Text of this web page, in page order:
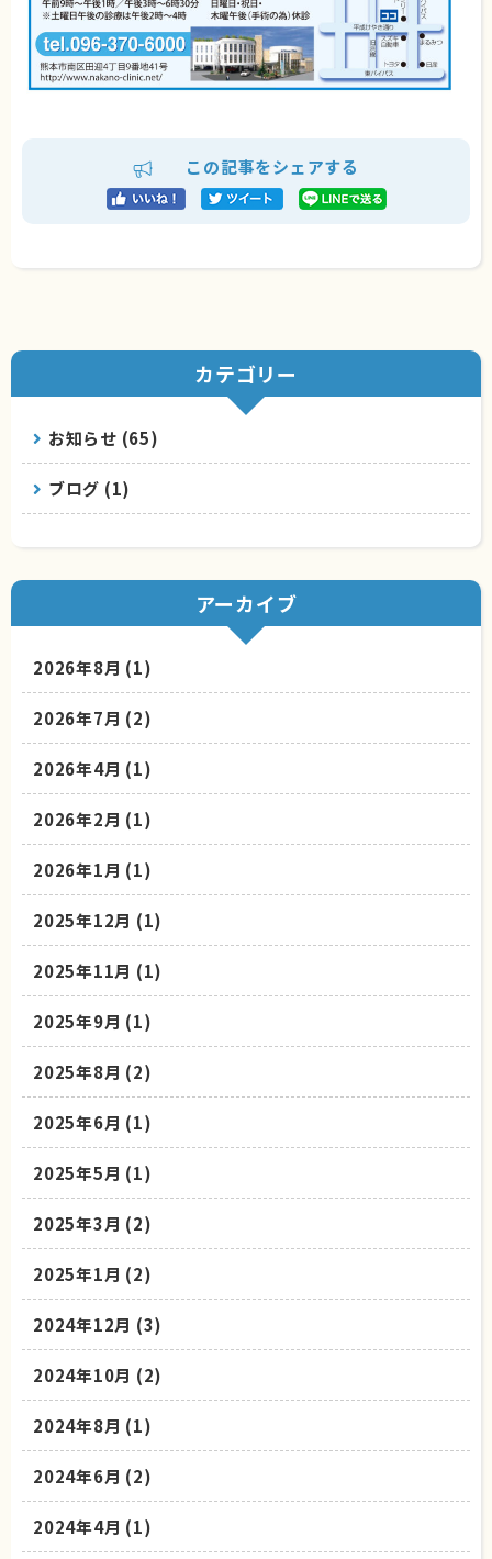
この記事をシェアする
カテゴリー
お知らせ (65)
ブログ (1)
アーカイブ
2026年8月 (1)
2026年7月 (2)
2026年4月 (1)
2026年2月 (1)
2026年1月 (1)
2025年12月 (1)
2025年11月 (1)
2025年9月 (1)
2025年8月 (2)
2025年6月 (1)
2025年5月 (1)
2025年3月 (2)
2025年1月 (2)
2024年12月 (3)
2024年10月 (2)
2024年8月 (1)
2024年6月 (2)
2024年4月 (1)